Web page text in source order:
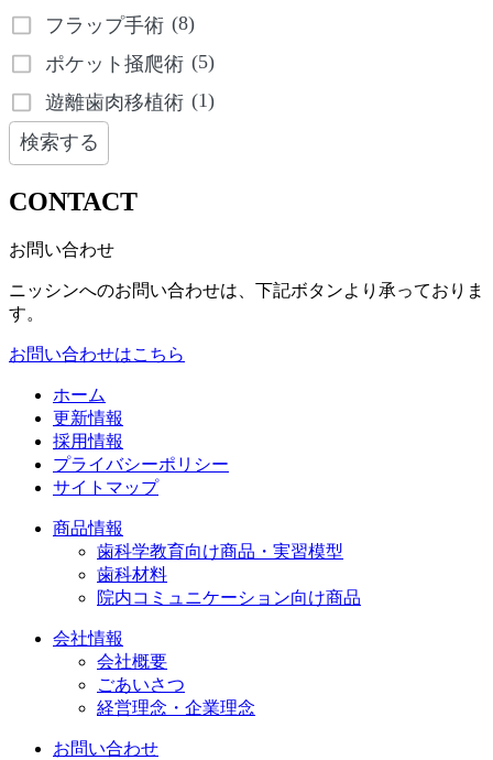
フラップ手術 (8)
ポケット掻爬術 (5)
遊離歯肉移植術 (1)
検索する
CONTACT
お問い合わせ
ニッシンへのお問い合わせは、下記ボタンより承っておりま
す。
お問い合わせはこちら
ホーム
更新情報
採用情報
プライバシーポリシー
サイトマップ
商品情報
歯科学教育向け商品・実習模型
歯科材料
院内コミュニケーション向け商品
会社情報
会社概要
ごあいさつ
経営理念・企業理念
お問い合わせ